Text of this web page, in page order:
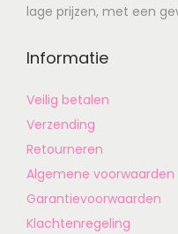
lage prijzen, met een
Informatie
Veilig betalen
Verzending
Retourneren
Algemene voorwaarden
Garantievoorwaarden
Klachtenregeling